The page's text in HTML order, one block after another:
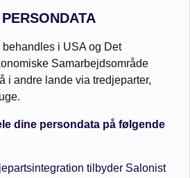
behandles i USA og Det
Samarbejdsområde
i andre lande via tredjeparter,
dine persondata på følgende
tilbyder Salonist